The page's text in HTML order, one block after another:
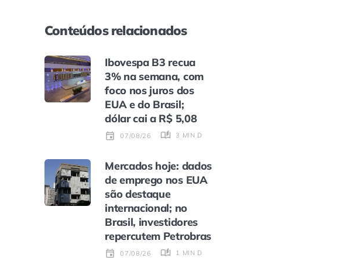
Conteúdos relacionados
Ibovespa B3 recua
3% na semana, com
foco nos juros dos
EUA e do Brasil;
dólar cai a R$ 5,08
07/08/26 3 MIN DE LEITURA
Mercados hoje: dados
de emprego nos EUA
são destaque
internacional; no
Brasil, investidores
repercutem Petrobras
07/08/26 1 MIN DE LEITURA